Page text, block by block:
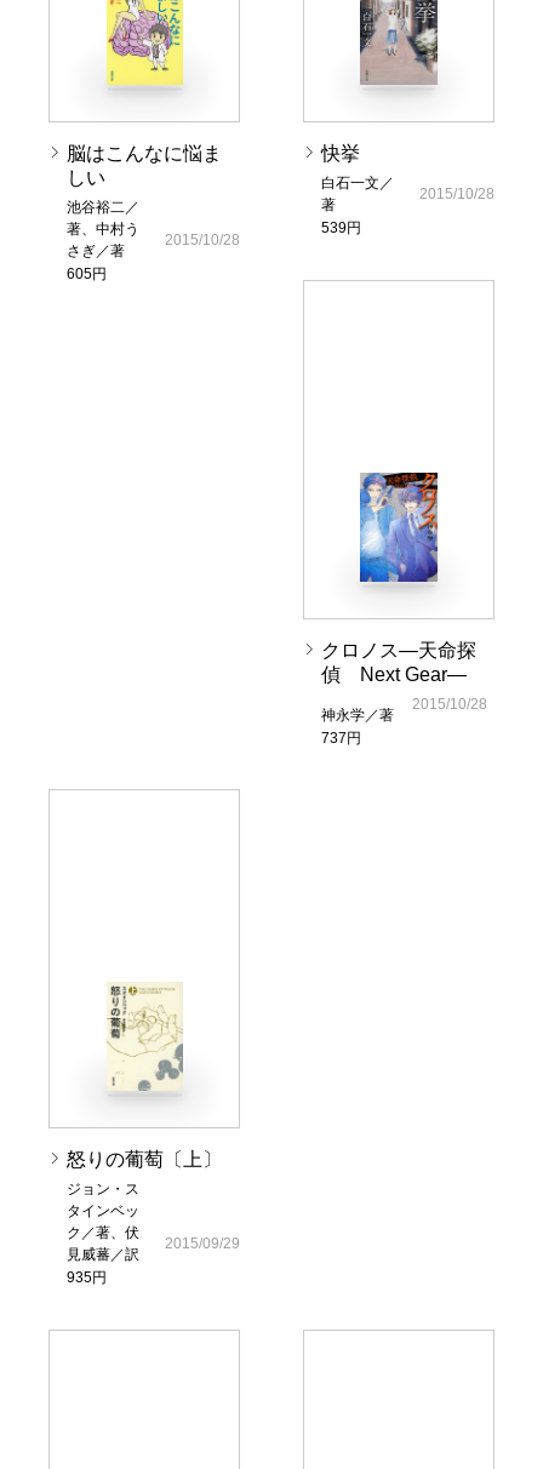
脳はこんなに悩ま
しい
池谷裕二／
著、中村う
さぎ／著
605円
2015/10/28
快挙
白石一文／
著
539円
2015/10/28
クロノス―天命探
偵 Next Gear―
神永学／著
737円
2015/10/28
怒りの葡萄〔上〕
ジョン・ス
タインベッ
ク／著、伏
見威蕃／訳
935円
2015/09/29